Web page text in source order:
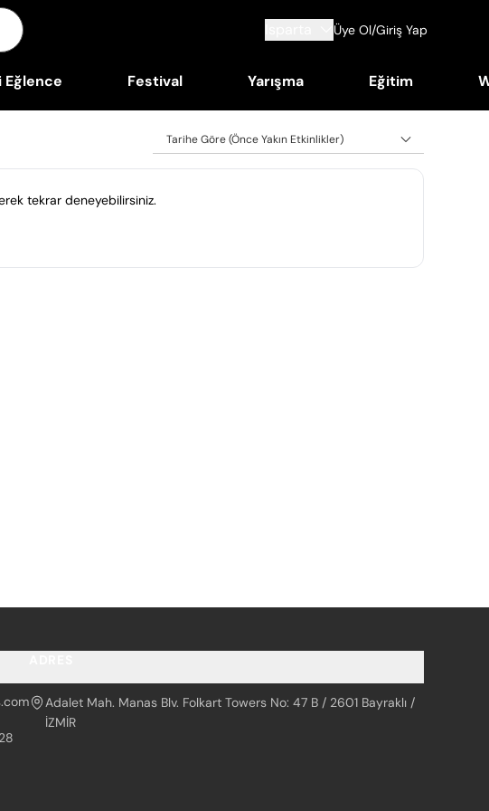
Üye Ol/Giriş Yap
Eğlence Festival Yarışma Eğitim
Tarihe Göre (Önce Yakın Etkinlikler)
tekrar deneyebilirsiniz.
Adalet Mah. Manas Blv. Folkart Towers No: 47 B / 2601 Bayraklı /
İZMİR